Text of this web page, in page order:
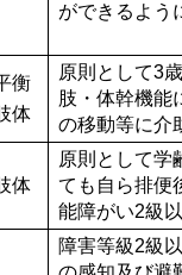
ができるよう
衡
体
原則として3
肢・体幹機能
の移動等に介
体
原則として学
ても自ら排便
能障がい2級
障害等級2級